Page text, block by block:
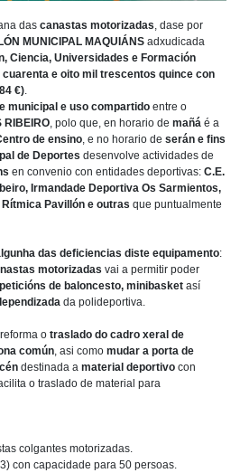
das canastas motorizadas, dase por
MUNICIPAL MAQUIÁNS adxudicada
Ciencia, Universidades e Formación
cuarenta e oito mil trescentos quince con
€).
municipal e uso compartido entre o
RIBEIRO, polo que, en horario de mañá é a
de ensino, e no horario de serán e fins
de Deportes desenvolve actividades de
en convenio con entidades deportivas: C.E.
Irmandade Deportiva Os Sarmientos,
Pavillón e outras que puntualmente
das deficiencias diste equipamento:
motorizadas vai a permitir poder
de baloncesto, minibasket así
da polideportiva.
o traslado do cadro xeral de
común, asi como mudar a porta de
destinada a material deportivo con
o traslado de material para
colgantes motorizadas.
con capacidade para 50 persoas.